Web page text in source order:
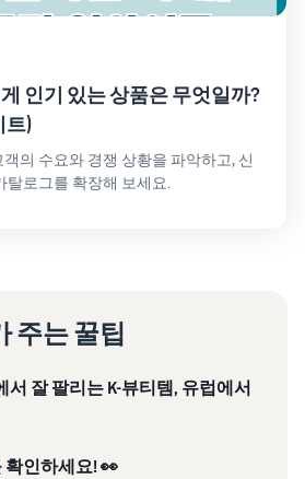
인기 있는 상품은 무엇일까?
트)
의 수요와 경쟁 상황을 파악하고, 신
탈로그를 확장해 보세요.
주는 꿀팁
서 잘 팔리는 K-뷰티템, 유럽에서
확인하세요! 👀